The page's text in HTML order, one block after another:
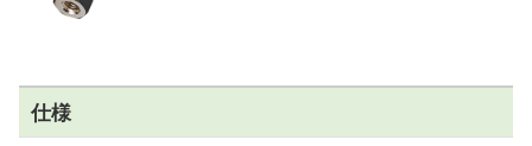
注文・見積りについて
お問い合わせ窓口
会社情報
仕様